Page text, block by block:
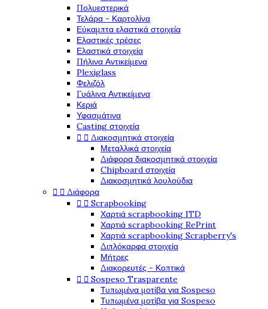
Πολυεστερικά
Τελάρα - Καρτολίνα
Εύκαμπτα ελαστικά στοιχεία
Ελαστικές τρέσες
Ελαστικά στοιχεία
Πήλινα Αντικείμενα
Plexiglass
Φελιζόλ
Γυάλινα Αντικείμενα
Κεριά
Υφασμάτινα
Casting στοιχεία
  Διακοσμητικά στοιχεία
Μεταλλικά στοιχεία
Διάφορα διακοσμητικά στοιχεία
Chipboard στοιχεία
Διακοσμητικά λουλούδια
  Διάφορα
  Scrapbooking
Χαρτιά scrapbooking ITD
Χαρτιά scrapbooking RePrint
Χαρτιά scrapbooking Scrapberry's
Διπλόκαρφα στοιχεία
Μήτρες
Διακορευτές - Κοπτικά
  Sospeso Trasparente
Τυπωμένα μοτίβα για Sospeso
Τυπωμένα μοτίβα για Sospeso